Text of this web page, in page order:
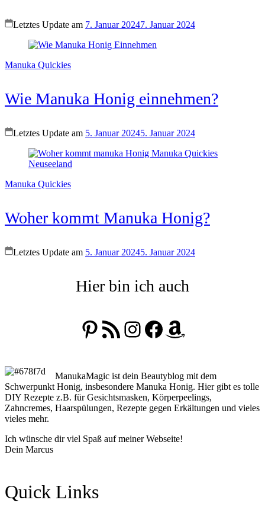
Letztes Update am 7. Januar 20247. Januar 2024
Manuka Quickies
Wie Manuka Honig einnehmen?
Letztes Update am 5. Januar 20245. Januar 2024
Manuka Quickies
Woher kommt Manuka Honig?
Letztes Update am 5. Januar 20245. Januar 2024
Hier bin ich auch
Pinterest
RSS-FeedInstagram
Facebook
Amazon
ManukaMagic ist dein Beautyblog mit dem
Schwerpunkt Honig, insbesondere Manuka Honig. Hier gibt es tolle
DIY Rezepte z.B. für Gesichtsmasken, Körperpeelings,
Zahncremes, Haarspülungen, Rezepte gegen Erkältungen und vieles
vieles mehr.
Ich wünsche dir viel Spaß auf meiner Webseite!
Dein Marcus
Quick Links